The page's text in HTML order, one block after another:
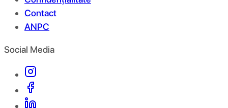
Contact
ANPC
Social Media